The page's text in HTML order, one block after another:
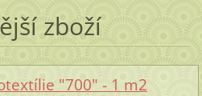
zboží
"700" - 1 m2